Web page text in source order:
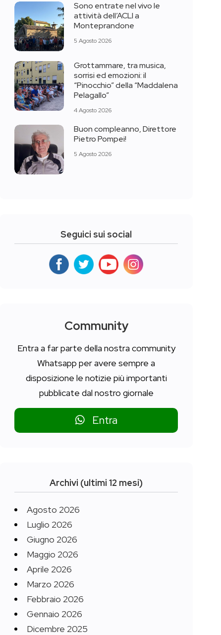
Sono entrate nel vivo le
attività dell’ACLI a
Monteprandone
5 Agosto 2026
Grottammare, tra musica,
sorrisi ed emozioni: il
“Pinocchio” della “Maddalena
Pelagallo”
4 Agosto 2026
Buon compleanno, Direttore
Pietro Pompei!
5 Agosto 2026
Seguici sui social
Community
Entra a far parte della nostra community
Whatsapp per avere sempre a
disposizione le notizie più importanti
pubblicate dal nostro giornale
Entra
Archivi (ultimi 12 mesi)
Agosto 2026
Luglio 2026
Giugno 2026
Maggio 2026
Aprile 2026
Marzo 2026
Febbraio 2026
Gennaio 2026
Dicembre 2025